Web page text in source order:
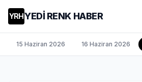
YRHYEDİ RENK HABER
15 Haziran 2026 16 Haziran 2026